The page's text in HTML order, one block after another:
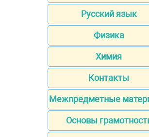
Русский язык
Физика
Химия
Контакты
Межпредметные
Основы